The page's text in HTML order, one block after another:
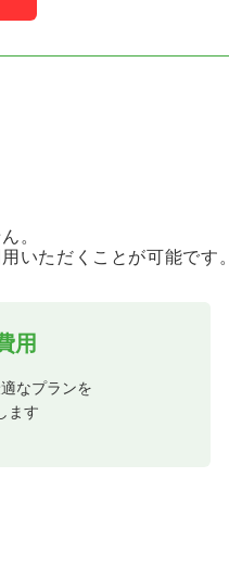
。
いただくことが可能です。
用
なプランを
ます